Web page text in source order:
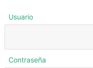
Usuario
Contraseña